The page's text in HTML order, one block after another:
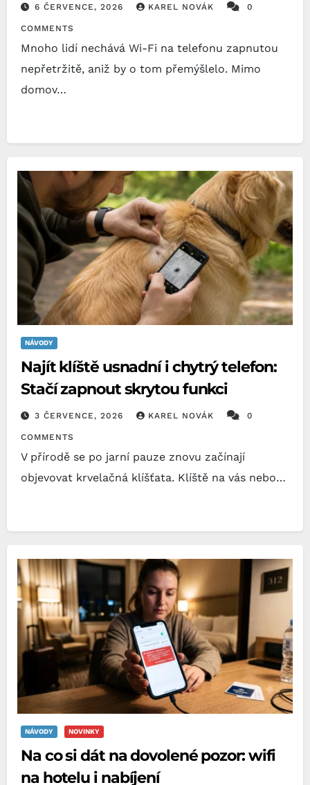
6 ČERVENCE, 2026 KAREL NOVÁK 0
COMMENTS
Mnoho lidí nechává Wi-Fi na telefonu zapnutou
nepřetržitě, aniž by o tom přemýšlelo. Mimo
domov…
NÁVODY
Najít klíště usnadní i chytrý telefon:
Stačí zapnout skrytou funkci
3 ČERVENCE, 2026 KAREL NOVÁK 0
COMMENTS
V přírodě se po jarní pauze znovu začínají
objevovat krvelačná klíšťata. Klíště na vás nebo…
NÁVODY NOVINKY
Na co si dát na dovolené pozor: wifi
na hotelu i nabíjení